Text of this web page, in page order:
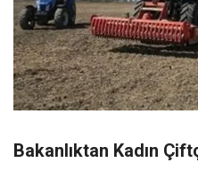
Bakanlıktan Kadın